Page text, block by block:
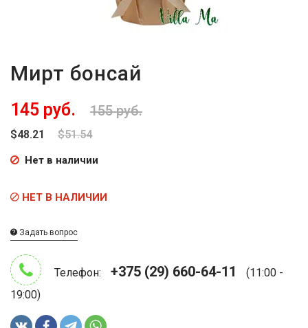
Мирт бонсай
145 руб. 155 руб.
$48.21 $51.54
Нет в наличии
НЕТ В НАЛИЧИИ
Задать вопрос
Телефон: +375 (29) 660-64-11
(11:00 -
19:00)